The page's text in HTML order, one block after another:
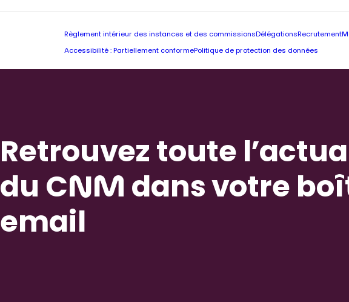
Règlement intérieur des instances et des commissions Délégations Recrutement
Accessibilité : Partiellement conformePolitique de protection des données
Retrouvez toute
du CNM dans votre
email